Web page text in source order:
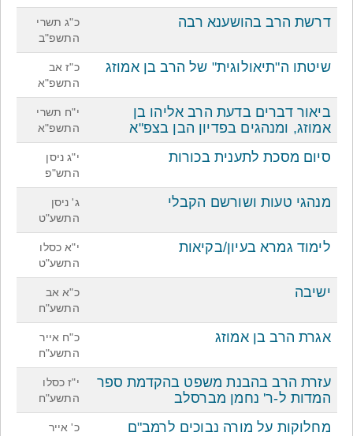
דרשת הרב בהושענא רבה
כ"ג תשרי
התשפ"ב
שיטתו ה"תיאולוגית" של הרב בן אמוזג
כ"ז אב
התשפ"א
ביאור דברים בדעת הרב אליהו בן
אמוזג, ומנהגים בפדיון הבן בצפ"א
י"ח תשרי
התשפ"א
סיום מסכת לתענית בכורות
י"ג ניסן
התש"פ
מנהגי טעות ושורשם הקבלי
ג' ניסן
התשע"ט
לימוד גמרא בעיון/בקיאות
י"א כסלו
התשע"ט
ישיבה
כ"א אב
התשע"ח
אגרת הרב בן אמוזג
כ"ח אייר
התשע"ח
עזרת הרב בהבנת משפט בהקדמת ספר
המדות ל-ר' נחמן מברסלב
י"ז כסלו
התשע"ח
מחלוקות על מורה נבוכים לרמב"ם
כ' אייר